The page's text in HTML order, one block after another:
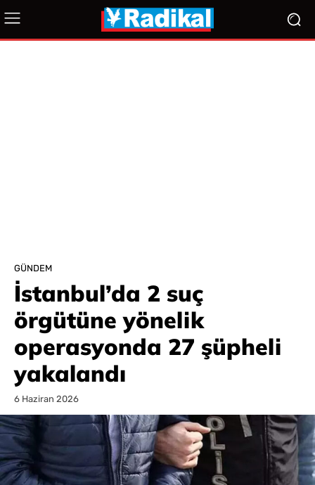
GÜNDEM
İstanbul’da 2 suç
örgütüne yönelik
operasyonda 27 şüpheli
yakalandı
6 Haziran 2026